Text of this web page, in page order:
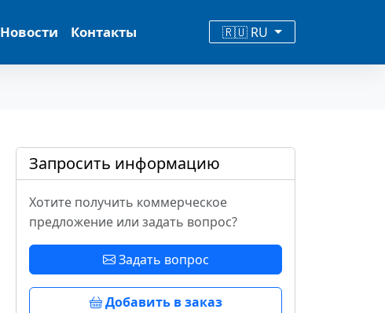
Новости Контакты 🇷🇺 RU
Запросить информацию
Хотите получить коммерческое
предложение или задать вопрос?
Задать вопрос
Добавить в заказ